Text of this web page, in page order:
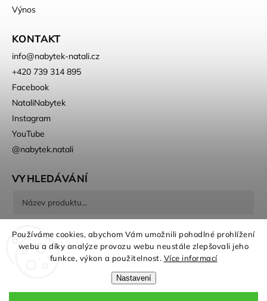
Používáme cookies, abychom Vám umožnili pohodlné prohlížení
webu a díky analýze provozu webu neustále zlepšovali jeho
funkce, výkon a použitelnost. Více informací
Nastavení
Výnos
KONTAKT
info@nabytek-natali.cz
+420 739 314 895
Facebook
NataliNabytek
Instagram
YouTube
@nabytek.natali
VYHLEDÁVÁNÍ
Hledat